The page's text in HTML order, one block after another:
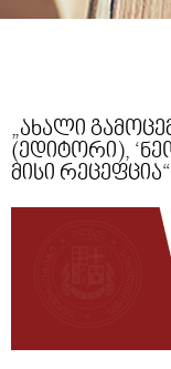
„ახალი
(ედიტორი),
მისი რეცეფცია“